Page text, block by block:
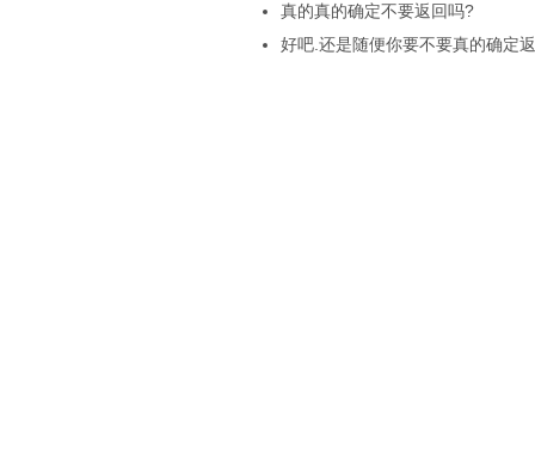
真的真的确定不要返回吗?
好吧.还是随便你要不要真的确定